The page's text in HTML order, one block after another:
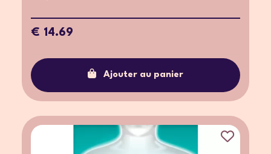
€ 14.69
Ajouter au panier